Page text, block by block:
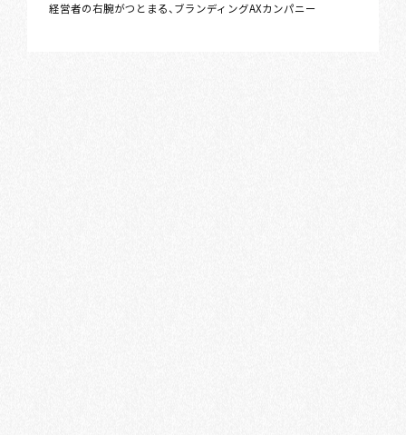
経営者の右腕がつとまる、ブランディングAXカンパニー